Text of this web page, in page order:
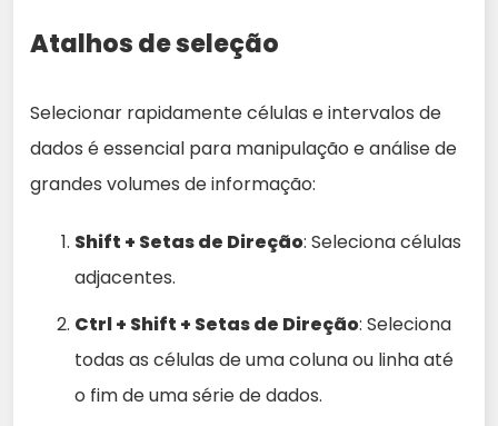
Atalhos de seleção
Selecionar rapidamente células e intervalos de
dados é essencial para manipulação e análise de
grandes volumes de informação:
Shift + Setas de Direção: Seleciona células
adjacentes.
Ctrl + Shift + Setas de Direção: Seleciona
todas as células de uma coluna ou linha até
o fim de uma série de dados.